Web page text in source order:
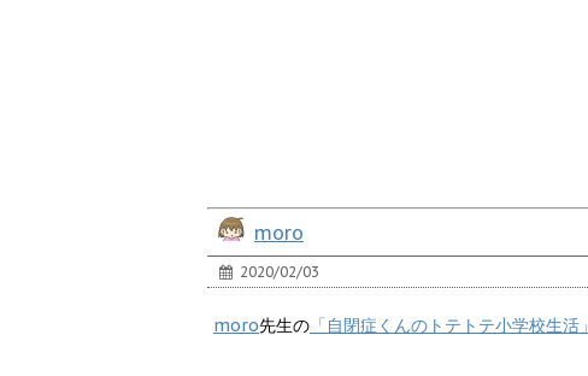
moro
2020/02/03
moro先生の 「自閉症くんのトテトテ小学校生活」